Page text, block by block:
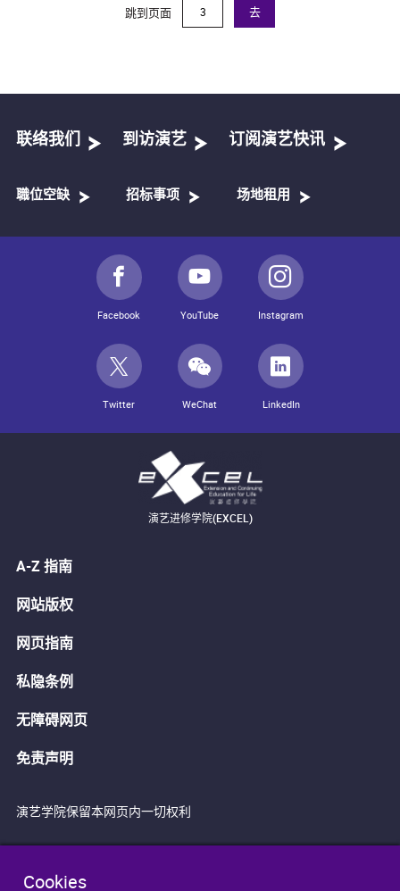
Cookies
跳到页面 去
联络我们 到访演艺 订阅演艺快讯
職位空缺 招标事项 场地租用
Facebook YouTube Instagram
Twitter WeChat LinkedIn
演艺进修学院(EXCEL)
A-Z 指南
网站版权
网页指南
私隐条例
无障碍网页
免责声明
演艺学院保留本网页内一切权利